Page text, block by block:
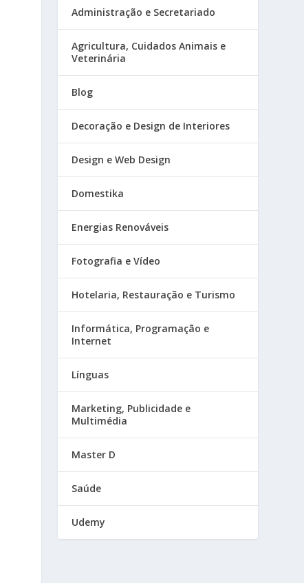
Administração e Secretariado
Agricultura, Cuidados Animais e
Veterinária
Blog
Decoração e Design de Interiores
Design e Web Design
Domestika
Energias Renováveis
Fotografia e Vídeo
Hotelaria, Restauração e Turismo
Informática, Programação e
Internet
Línguas
Marketing, Publicidade e
Multimédia
Master D
Saúde
Udemy